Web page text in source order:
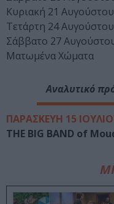
Κυριακή 21
Τετάρτη 24
Σάββατο 27
Ματωμένα Χώματα
Αναλυτικό
ΠΑΡΑΣΚΕΥΗ 15
THE BIG BAND of